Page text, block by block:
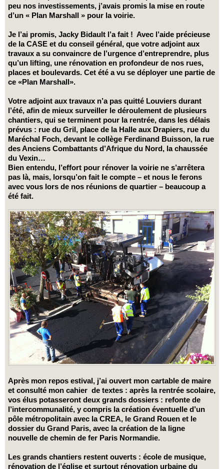
peu nos investissements, j’avais promis la mise en route
d’un « Plan Marshall » pour la voirie.
Je l’ai promis, Jacky Bidault l’a fait ! Avec l’aide précieuse
de la CASE et du conseil général, que votre adjoint aux
travaux a su convaincre de l’urgence d’entreprendre, plus
qu’un lifting, une rénovation en profondeur de nos rues,
places et boulevards. Cet été a vu se déployer une partie de
ce «Plan Marshall».
Votre adjoint aux travaux n’a pas quitté Louviers durant
l’été, afin de mieux surveiller le déroulement de plusieurs
chantiers, qui se terminent pour la rentrée, dans les délais
prévus : rue du Gril, place de la Halle aux Drapiers, rue du
Maréchal Foch, devant le collège Ferdinand Buisson, la rue
des Anciens Combattants d’Afrique du Nord, la chaussée
du Vexin…
Bien entendu, l’effort pour rénover la voirie ne s’arrêtera
pas là, mais, lorsqu’on fait le compte – et nous le ferons
avec vous lors de nos réunions de quartier – beaucoup a
été fait.
Après mon repos estival, j’ai ouvert mon cartable de maire
et consulté mon cahier de textes : après la rentrée scolaire,
vos élus potasseront deux grands dossiers : refonte de
l’intercommunalité, y compris la création éventuelle d’un
pôle métropolitain avec la CREA, le Grand Rouen et le
dossier du Grand Paris, avec la création de la ligne
nouvelle de chemin de fer Paris Normandie.
Les grands chantiers restent ouverts : école de musique,
rénovation de l’église et surtout rénovation urbaine du